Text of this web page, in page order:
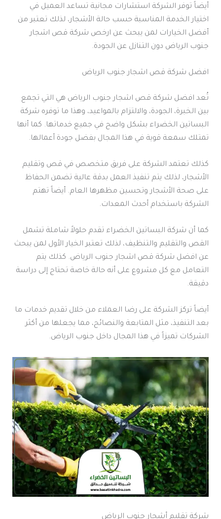
أيضاً توفر الشركة استشارات مجانية تساعد العميل في
اختيار الخدمة المناسبة حسب حالة الأشجار، لذلك تعتبر من
أفضل الخيارات لمن يبحث عن ارخص شركة قص اشجار
جنوب الرياض دون التنازل عن الجودة.
افضل شركة قص اشجار جنوب الرياض
تُعد افضل شركة قص اشجار جنوب الرياض هي التي تجمع
بين الخبرة، الجودة، والالتزام بالمواعيد، وهذا ما توفره شركة
البساتين الخضراء بشكل واضح في جميع خدماتها. كما أنها
تمتلك سمعة قوية في هذا المجال بفضل جودة أعمالها.
كذلك تعتمد الشركة على فريق متخصص في قص وتقليم
الأشجار، لذلك يتم تنفيذ العمل بدقة عالية تضمن الحفاظ
على صحة الأشجار وتحسين مظهرها العام. أيضاً تهتم
الشركة باستخدام أحدث المعدات.
كما أن شركة البساتين الخضراء تقدم حلولاً شاملة تشمل
القص والتقليم والتنظيف، لذلك تعتبر الخيار الأول لمن يبحث
عن افضل شركة قص اشجار جنوب الرياض. كذلك يتم
التعامل مع كل مشروع على أنه حالة خاصة تحتاج إلى دراسة
دقيقة.
أيضاً تركز الشركة على رضا العملاء من خلال تقديم خدمات ما
بعد التنفيذ، مثل المتابعة والنصائح، مما يجعلها من أكثر
الشركات تميزاً في هذا المجال داخل جنوب الرياض.
شركة تقليم أشجار جنوب الرياض